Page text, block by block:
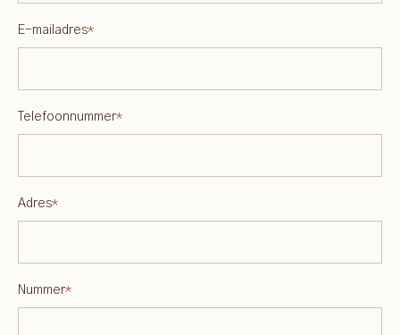
E-mailadres*
Telefoonnummer*
Adres*
Nummer*